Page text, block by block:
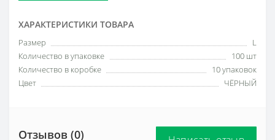
ХАРАКТЕРИСТИКИ ТОВАРА
Размер
L
Количество в упаковке
100 шт
Количество в коробке
10 упаковок
Цвет
ЧЁРНЫЙ
Отзывов (0)